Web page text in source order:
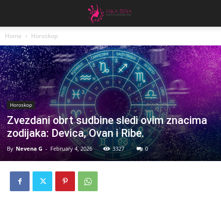
Home Horoskop
Horoskop
Zvezdani obrt sudbine sledi ovim znacima
zodijaka: Devica, Ovan i Ribe.
By Nevena G - February 4, 2026 3327 0